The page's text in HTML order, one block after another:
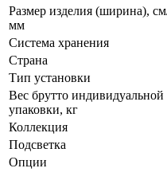
Размер изделия (ширина),
мм
Система хранения
Страна
Тип установки
Вес брутто индивидуальной
упаковки, кг
Коллекция
Подсветка
Опции